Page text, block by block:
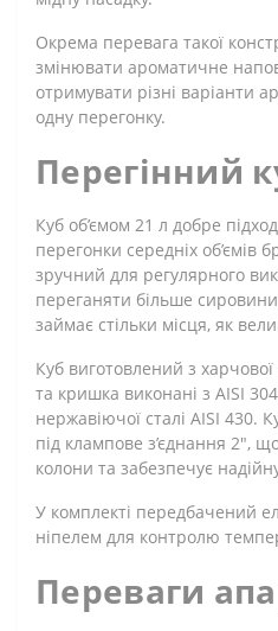
Окрема перевага такої
змінювати ароматичне
отримувати різні варіанти
одну перегонку.
Перегінний
Куб об’ємом 21 л добре
перегонки середніх об’ємів
зручний для регулярного
переганяти більше
займає стільки місця, як
Куб виготовлений з
та кришка виконані з AISI
нержавіючої сталі AISI 430.
під клампове з’єднання 2",
колони та забезпечує
У комплекті передбачений
ніпелем для контролю
Переваги